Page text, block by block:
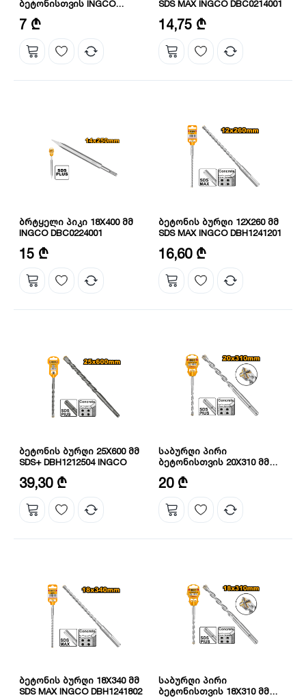
ბეტონისთვის INGCO
რაოდენობა: 5
7 ₾
SDS MAX INGCO DBC0214001
ზომა: 18X400 მმ
14,75 ₾
ბრტყელი პიკი 18X400 მმ
INGCO DBC0224001
ფორმა: ბრტყელი
15 ₾
ბეტონის ბურღი 12X260 მმ
SDS MAX INGCO DBH1241201
დიამეტრი: 12 მმ
სიგრძე: 260 მმ
16,60 ₾
ბეტონის ბურღი 25X600 მმ
SDS+ DBH1212504 INGCO
დიამეტრი: 25 მმ
სიგრძე: 600 მმ
39,30 ₾
საბურღი პირი
ბეტონისთვის 20X310 მმ
დიამეტრი: 20 მმ
ზომა: 20X310 მმ
20 ₾
ბეტონის ბურღი 18X340 მმ
SDS MAX INGCO DBH1241802
საბურღი პირი
ბეტონისთვის 18X310 მმ